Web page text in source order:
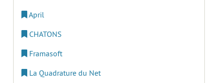
April
CHATONS
Framasoft
La Quadrature du Net